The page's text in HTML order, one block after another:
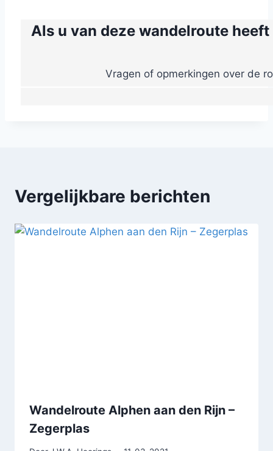
Als u van deze wandelroute
Vragen of opmerkingen over de
Vergelijkbare berichten
Wandelroute Alphen aan den Rijn –
Zegerplas